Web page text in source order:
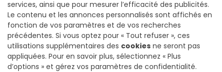
services, ainsi que pour mesurer l’efficacité des publicités.
Le contenu et les annonces personnalisés sont affichés en
fonction de vos paramètres et de vos recherches
précédentes. Si vous optez pour « Tout refuser », ces
utilisations supplémentaires des cookies ne seront pas
appliquées. Pour en savoir plus, sélectionnez « Plus
d’options » et gérez vos paramètres de confidentialité.